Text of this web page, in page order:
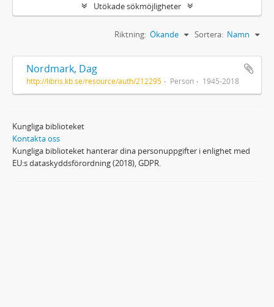
Utökade sökmöjligheter
Sortera: Namn
Riktning: Ökande
Nordmark, Dag
http://libris.kb.se/resource/auth/212295 Person 1945-2018
Kungliga biblioteket
Kontakta oss
Kungliga biblioteket hanterar dina personuppgifter i enlighet med
EU:s dataskyddsförordning (2018), GDPR.